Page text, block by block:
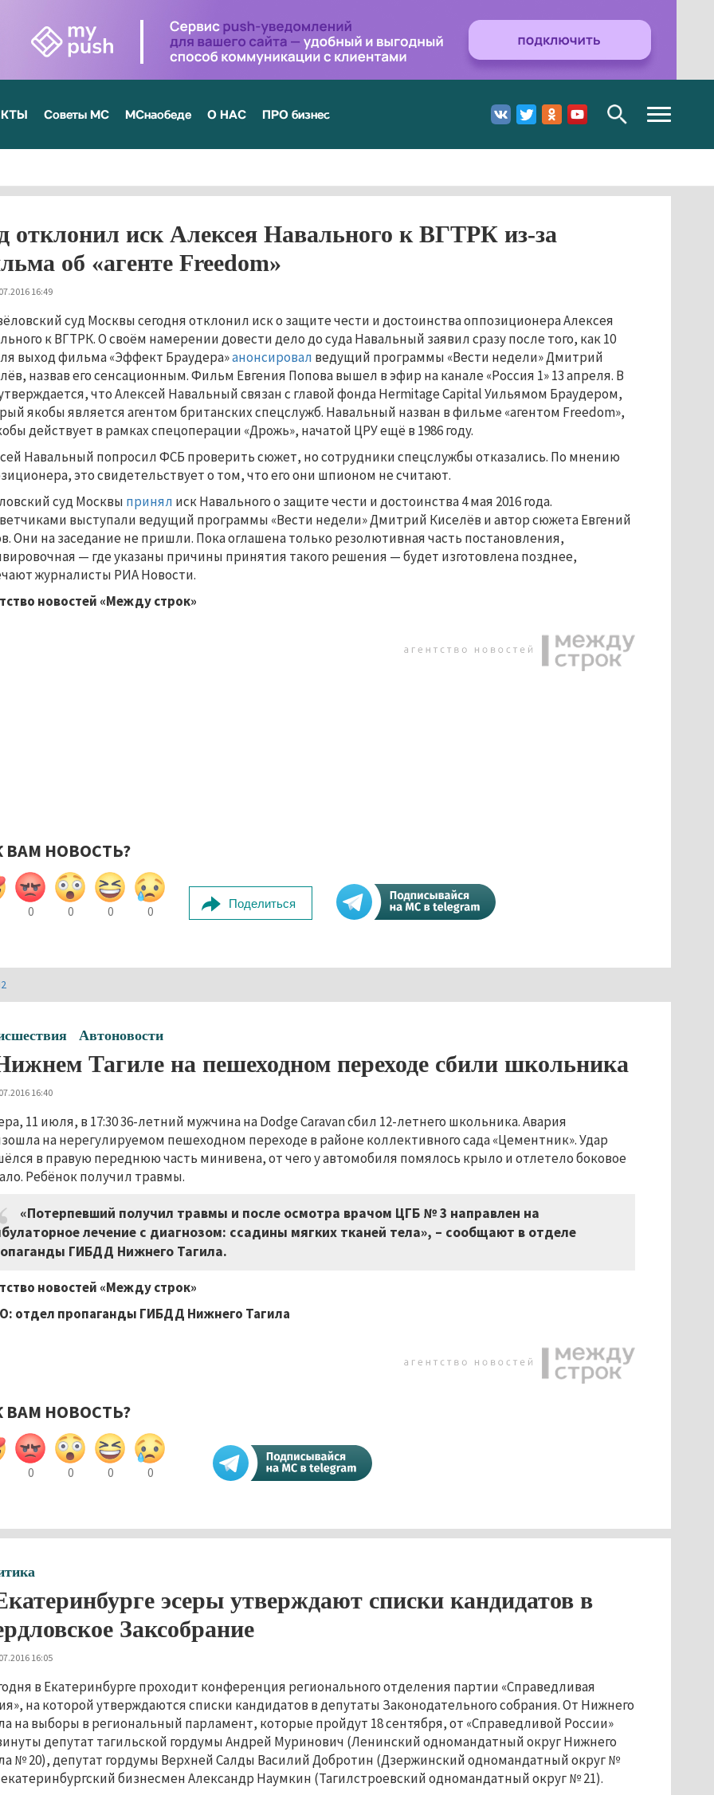
Советы МС МСнаобеде О НАС ПРО бизнес
Toggle
navigation
отклонил иск Алексея Навального к ВГТРК из-за
об «агенте Freedom»
16:49
суд Москвы сегодня отклонил иск о защите чести и достоинства оппозиционера Алексея
к ВГТРК. О своём намерении довести дело до суда Навальный заявил сразу после того, как 10
выход фильма «Эффект Браудера»анонсировал ведущий программы «Вести недели» Дмитрий
назвав его сенсационным. Фильм Евгения Попова вышел в эфир на канале «Россия 1» 13 апреля. В
что Алексей Навальный связан с главой фонда Hermitage Capital Уильямом Браудером,
якобы является агентом британских спецслужб. Навальный назван в фильме «агентом Freedom»,
действует в рамках спецоперации «Дрожь», начатой ЦРУ ещё в 1986 году.
Навальный попросил ФСБ проверить сюжет, но сотрудники спецслужбы отказались. По мнению
это свидетельствует о том, что его они шпионом не считают.
суд Москвы принял иск Навального о защите чести и достоинства 4 мая 2016 года.
выступали ведущий программы «Вести недели» Дмитрий Киселёв и автор сюжета Евгений
Они на заседание не пришли. Пока оглашена только резолютивная часть постановления,
— где указаны причины принятия такого решения — будет изготовлена позднее,
журналисты РИА Новости.
новостей «Между строк»
ВАМ НОВОСТЬ?
0 0 0 0
Поделиться
Автоновости
Тагиле на пешеходном переходе сбили школьника
16:40
11 июля, в 17:30 36-летний мужчина на Dodge Caravan сбил 12-летнего школьника. Авария
на нерегулируемом пешеходном переходе в районе коллективного сада «Цементник». Удар
в правую переднюю часть минивена, от чего у автомобиля помялось крыло и отлетело боковое
Ребёнок получил травмы.
«Потерпевший получил травмы и после осмотра врачом ЦГБ № 3 направлен на
лечение с диагнозом: ссадины мягких тканей тела», – сообщают в отделе
ГИБДД Нижнего Тагила.
новостей «Между строк»
отдел пропаганды ГИБДД Нижнего Тагила
ВАМ НОВОСТЬ?
0 0 0 0
эсеры утверждают списки кандидатов в
Заксобрание
16:05
в Екатеринбурге проходит конференция регионального отделения партии «Справедливая
на которой утверждаются списки кандидатов в депутаты Законодательного собрания. От Нижнего
на выборы в региональный парламент, которые пройдут 18 сентября, от «Справедливой России»
депутат тагильской гордумы Андрей Муринович (Ленинский одномандатный округ Нижнего
№ 20), депутат гордумы Верхней Салды Василий Добротин (Дзержинский одномандатный округ №
екатеринбургский бизнесмен Александр Наумкин (Тагилстроевский одномандатный округ № 21).